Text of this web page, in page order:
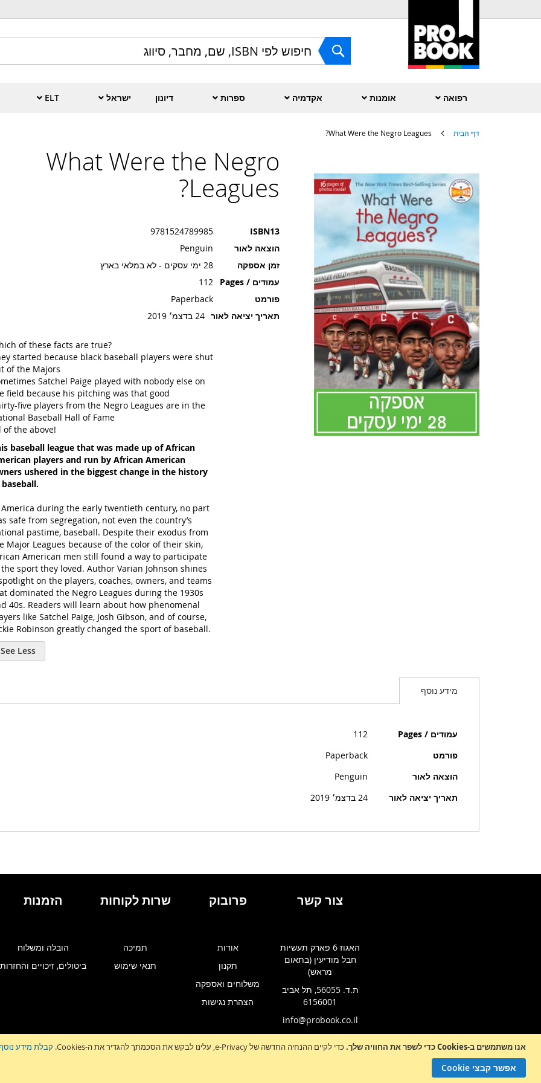
אנו משתמשים ב-Cookies כדי לשפר את החוויה שלך. כדי לקיים ההנחיה החדשה של e-Privacy, עלינו לבקש את הסכמתך להגדיר את ה-Cookies. קבלת מידע
אפשר קבצי Cookie
to
Content
חפש
רפואה אומנות אקדמיה ספרות דיונון ישראל ELT
דף הבית What Were the Negro Leagues?
What Were the Negro
Leagues?
ISBN13
9781524789985
הוצאה לאור
Penguin
זמן אספקה
28 ימי עסקים - לא במלאי בארץ
עמודים / Pages
112
פורמט
Paperback
תאריך יציאה לאור 24 בדצמ׳ 2019
of these facts are true?
started because black baseball players were shut
of the Majors
Satchel Paige played with nobody else on
field because his pitching was that good
five players from the Negro Leagues are in the
Baseball Hall of Fame
of the above!
baseball league that was made up of African
players and run by African American
ushered in the biggest change in the history
during the early twentieth century, no part
safe from segregation, not even the country’s
pastime, baseball. Despite their exodus from
Major Leagues because of the color of their skin,
American men still found a way to participate
sport they loved. Author Varian Johnson shines
on the players, coaches, owners, and teams
dominated the Negro Leagues during the 1930s
40s. Readers will learn about how phenomenal
like Satchel Paige, Josh Gibson, and of course,
Robinson greatly changed the sport of baseball.
See Less
של
גלריית
תמונות
מידע נוסף
מידע
עמודים / Pages
112
פורמט
Paperback
הוצאה לאור
Penguin
תאריך יציאה לאור
24 בדצמ׳ 2019
Sign
Up
for
הרשמה לניוזלטר
צור קשר
האגוז 6 פארק תעשיות
חבל מודיעין (בתאום
מראש)
ת.ד. 56055, תל אביב
6156001
info@probook.co.il
פרובוק
אודות
תקנון
משלוחים ואספקה
הצהרת נגישות
שרות לקוחות
תמיכה
תנאי שימוש
הזמנות
הובלה ומשלוח
ביטולים, זיכויים והחזרות